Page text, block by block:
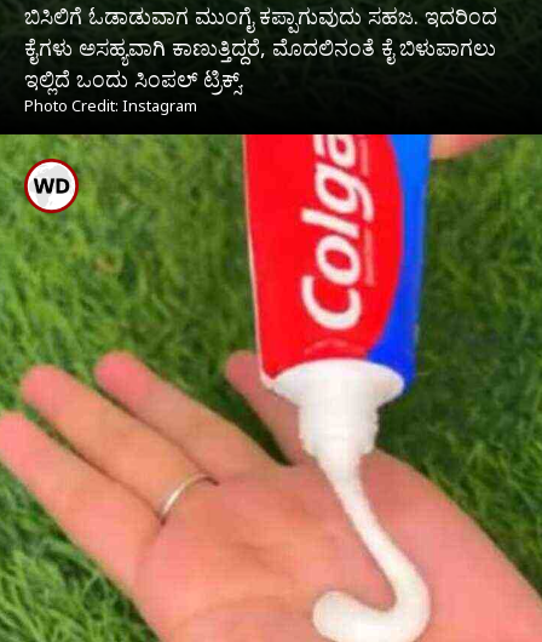
ಬಿಸಿಲಿಗೆ ಓಡಾಡುವಾಗ ಮುಂಗೈ ಕಪ್ಪಾಗುವುದು ಸಹಜ. ಇದರಿಂದ
ಕೈಗಳು ಅಸಹ್ಯವಾಗಿ ಕಾಣುತ್ತಿದ್ದರೆ, ಮೊದಲಿನಂತೆ ಕೈ ಬಿಳುಪಾಗಲು
ಇಲ್ಲಿದೆ ಒಂದು ಸಿಂಪಲ್ ಟ್ರಿಕ್ಸ್.
Photo Credit: Instagram